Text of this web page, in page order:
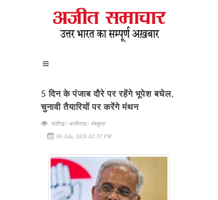
5 दिन के पंजाब दौरे पर रहेंगे भूपेश बघेल,
चुनावी तैयारियों पर करेंगे मंथन
चंडीगढ़ / अजीतगढ़ / पंचकूला
06 July, 2026 02:37 PM